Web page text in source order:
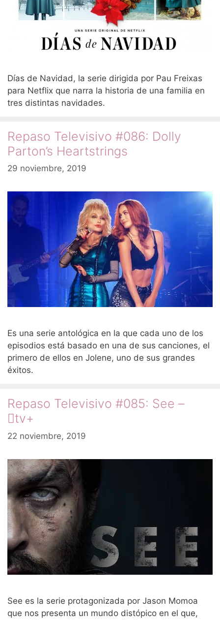
Días de Navidad, la serie dirigida por Pau Freixas
para Netflix que narra la historia de una familia en
tres distintas navidades.
Repaso Televisivo #086: Dolly
Parton’s Heartstrings
29 noviembre, 2019
Es una serie antológica en la que cada uno de los
episodios está basado en una de sus canciones, el
primero de ellos en Jolene, uno de sus grandes
éxitos.
Repaso Televisivo #085: See –
tv+
22 noviembre, 2019
See es la serie protagonizada por Jason Momoa
que nos presenta un mundo distópico en el que,